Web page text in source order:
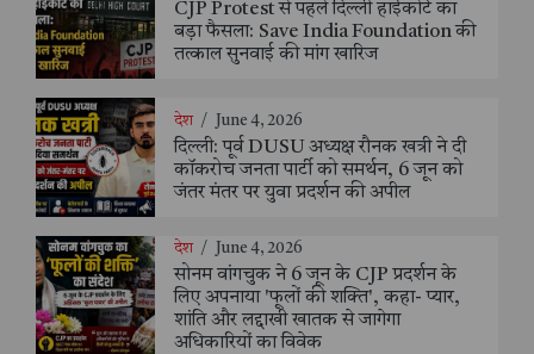
CJP Protest से पहले दिल्ली हाईकोर्ट का
बड़ा फैसला: Save India Foundation की
तत्काल सुनवाई की मांग खारिज
देश / June 4, 2026
दिल्ली: पूर्व DUSU अध्यक्ष रौनक खत्री ने दी
कॉकरोच जनता पार्टी को समर्थन, 6 जून को
जंतर मंतर पर युवा प्रदर्शन की अपील
देश / June 4, 2026
सोनम वांगचुक ने 6 जून के CJP प्रदर्शन के
लिए अपनाया 'फूलों की शक्ति', कहा- प्यार,
शांति और लद्दाखी खातक से जागेगा
अधिकारियों का विवेक